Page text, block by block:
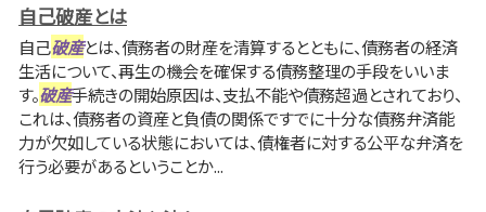
自己破産とは
自己破産とは、債務者の財産を清算するとともに、債務者の経済
生活について、再生の機会を確保する債務整理の手段をいいま
す。破産手続きの開始原因は、支払不能や債務超過とされており、
これは、債務者の資産と負債の関係ですでに十分な債務弁済能
力が欠如している状態においては、債権者に対する公平な弁済を
行う必要があるということか...